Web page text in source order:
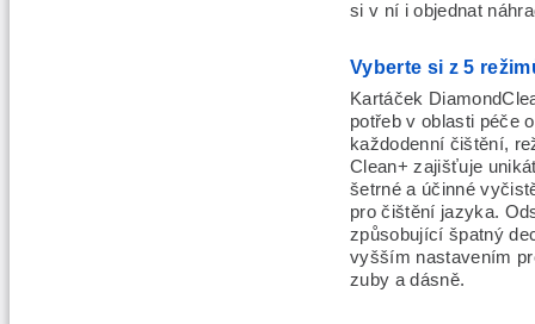
si v ní i objednat
Vyberte si z 5
Kartáček
potřeb v oblasti péče
každodenní čištění,
Clean+ zajišťuje
šetrné a účinné
pro čištění jazyka.
způsobující špatný
vyšším nastavením
zuby a dásně.